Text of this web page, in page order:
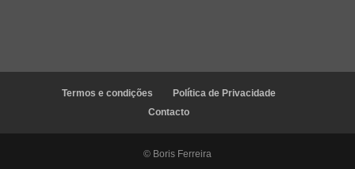
Termos e condições
Política de Privacidade
Contacto
© Boris Ferreira